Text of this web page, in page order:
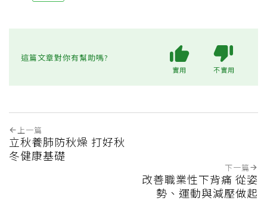
這篇文章對你有幫助嗎?
實用 不實用
上一篇
立秋養肺防秋燥 打好秋
冬健康基礎
下一篇
改善職業性下背痛 從姿
勢、運動與減壓做起